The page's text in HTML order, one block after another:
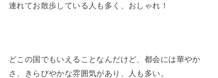
連れてお散歩している人も多く、おしゃれ！
どこの国でもいえることなんだけど、都会には華やか
さ、きらびやかな雰囲気があり、人も多い。